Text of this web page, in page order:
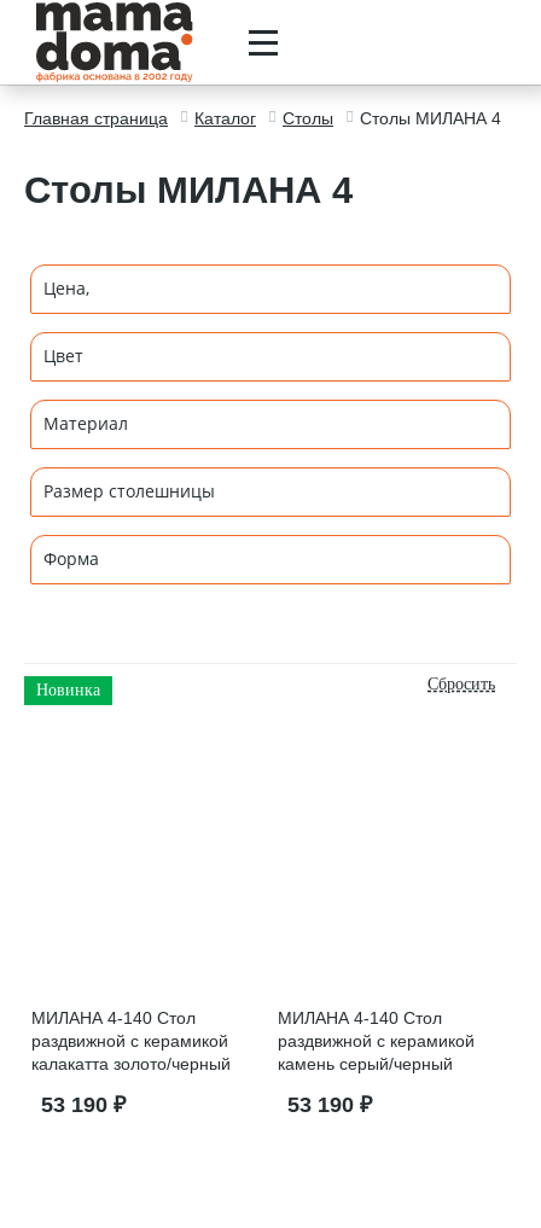
Главная страница Каталог Столы Столы МИЛАНА 4
Столы МИЛАНА 4
Новинка
Цена,
Цвет
Материал
Размер столешницы
Форма
МИЛАНА 4-140 Стол
раздвижной с керамикой
калакатта золото/черный
53 190 ₽
МИЛАНА 4-140 Стол
раздвижной с керамикой
камень серый/черный
53 190 ₽